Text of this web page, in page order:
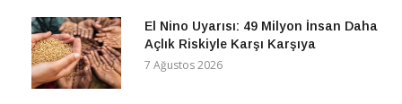
El Nino Uyarısı: 49 Milyon İnsan Daha
Açlık Riskiyle Karşı Karşıya
7 Ağustos 2026